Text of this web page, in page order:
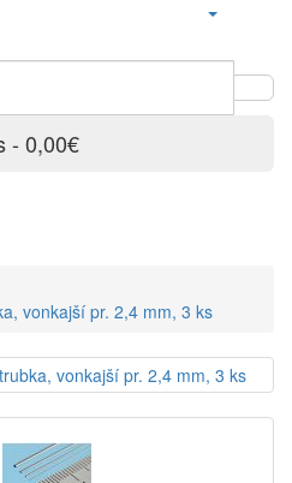
- 0,00€
vonkajší pr. 2,4 mm, 3 ks